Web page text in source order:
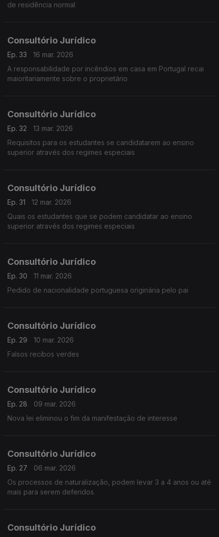
de residência normal
Consultório Jurídico
Ep. 33
16 mar. 2026
A responsabilidade por incêndios em casa em Portugal recai
maioritariamente sobre o proprietário
Consultório Jurídico
Ep. 32
13 mar. 2026
Requisitos para os estudantes se candidatarem ao ensino
superior através dos regimes especiais
Consultório Jurídico
Ep. 31
12 mar. 2026
Quais os estudantes que se podem candidatar ao ensino
superior através dos regimes especiais
Consultório Jurídico
Ep. 30
11 mar. 2026
Pedido de nacionalidade portuguesa originária pelo pai
Consultório Jurídico
Ep. 29
10 mar. 2026
Falsos recibos verdes
Consultório Jurídico
Ep. 28
09 mar. 2026
Nova lei eliminou o fim da manifestação de interesse
Consultório Jurídico
Ep. 27
06 mar. 2026
Os processos de naturalização, podem levar 3 a 4 anos ou até
mais para serem deferidos.
Consultório Jurídico